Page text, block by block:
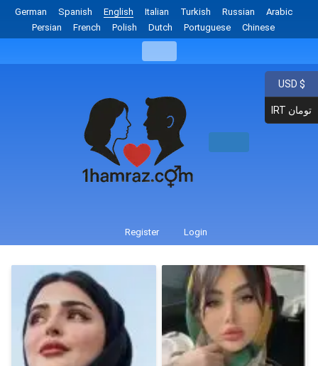
German Spanish English Italian Turkish Russian
Arabic
Persian
French Polish Dutch Portuguese Chinese
Register Login
USD $
IRT تومان